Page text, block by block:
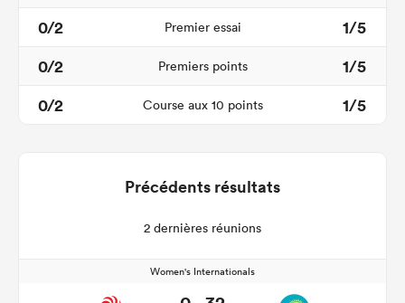
0/2
Premier essai
1/5
0/2
Premiers points
1/5
0/2
Course aux 10 points 1/5
Précédents résultats
2 dernières réunions
Women's Internationals